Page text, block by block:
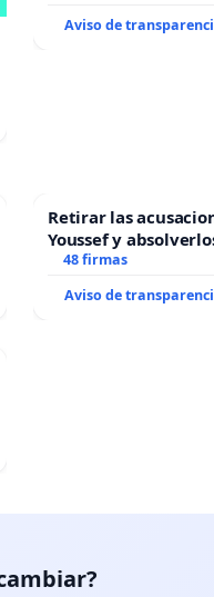
Aviso de
Retirar las
Youssef y
48 firmas
Aviso de